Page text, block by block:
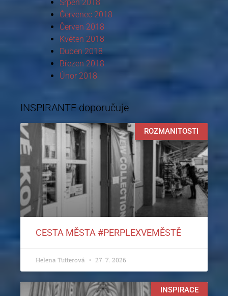
Srpen 2018
Červenec 2018
Červen 2018
Květen 2018
Duben 2018
Březen 2018
Únor 2018
INSPIRANTE doporučuje
ROZMANITOSTI
CESTA MĚSTA #PERPLEXVEMĚSTĚ
Helena Tutterová 27. 7. 2026
INSPIRACE